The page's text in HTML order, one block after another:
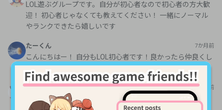
LOL遊ぶグループです。自分が初心者なので初心者の方大歓
迎！ 初心者じゃなくても教えてください！ 一緒にノーマル
やランクできたら嬉しいです
たーくん 7か月前
こんにちはー！ 自分もLOL初心者です！良かったら仲良くし
てください〜m(_ _)m
しもやま 7か月前
よろしくお願いします‼️